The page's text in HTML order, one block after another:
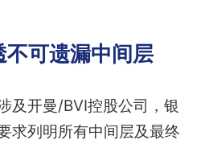
可遗漏中间层
及开曼/BVI控股公司，银
求列明所有中间层及最终